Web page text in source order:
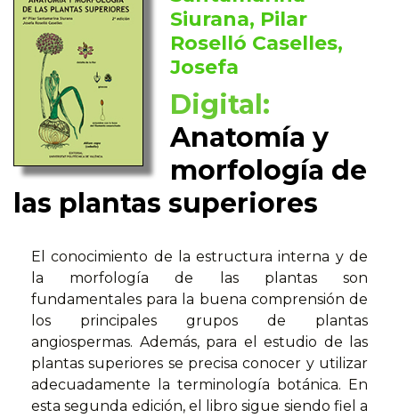
Siurana, Pilar
Roselló Caselles,
Josefa
Digital:
Anatomía y
morfología de
las plantas superiores
El conocimiento de la estructura interna y de
la morfología de las plantas son
fundamentales para la buena comprensión de
los principales grupos de plantas
angiospermas. Además, para el estudio de las
plantas superiores se precisa conocer y utilizar
adecuadamente la terminología botánica. En
esta segunda edición, el libro sigue siendo fiel a